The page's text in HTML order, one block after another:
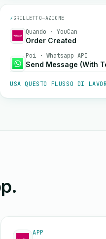
⚡ GRILLETTO→AZIONE
Quando · YouCan
Order Created
Poi · Whatsapp API
Send Message (With
USA QUESTO FLUSSO DI
APP